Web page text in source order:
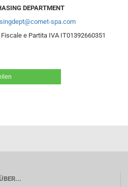
DEPARTMENT
spa.com
e Partita IVA IT01392660351